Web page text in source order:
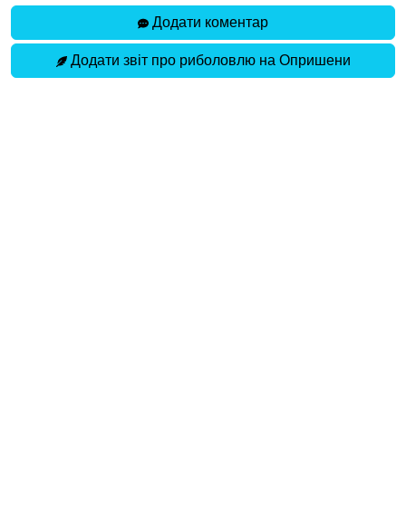
Додати коментар
Додати звіт про риболовлю на Опришени